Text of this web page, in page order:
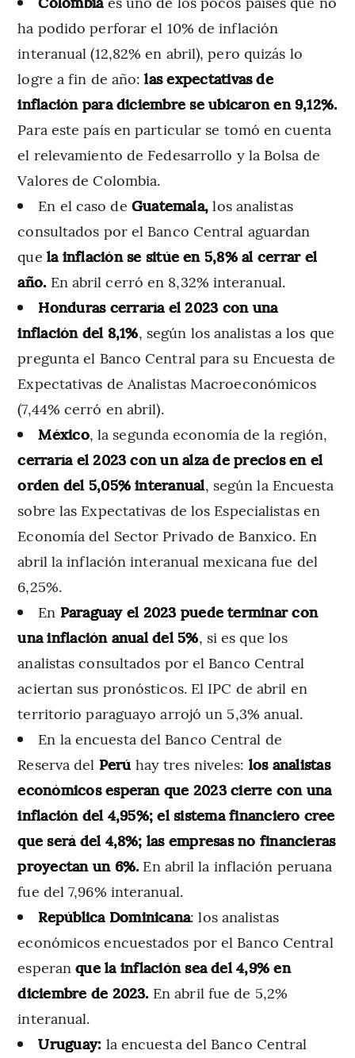
ha podido perforar el 10% de inflación
interanual (12,82% en abril), pero quizás lo
logre a fin de año:las expectativas de
inflación para diciembre se ubicaron en 9,12%.
Para este país en particular se tomó en cuenta
el relevamiento de Fedesarrollo y la Bolsa de
Valores de Colombia.
En el caso de Guatemala,los analistas
consultados por el Banco Central aguardan
que la inflación se sitúe en 5,8% al cerrar el
año. En abril cerró en 8,32% interanual.
Honduras cerraría el 2023 con una
inflación del 8,1%, según los analistas a los que
pregunta el Banco Central para su Encuesta de
Expectativas de Analistas Macroeconómicos
(7,44% cerró en abril).
México, la segunda economía de la región,
cerraría el 2023 con un alza de precios en el
orden del 5,05% interanual, según la Encuesta
sobre las Expectativas de los Especialistas en
Economía del Sector Privado de Banxico. En
abril la inflación interanual mexicana fue del
6,25%.
En Paraguay el 2023 puede terminar con
una inflación anual del 5%, si es que los
analistas consultados por el Banco Central
aciertan sus pronósticos. El IPC de abril en
territorio paraguayo arrojó un 5,3% anual.
En la encuesta del Banco Central de
Reserva del Perú hay tres niveles: los analistas
económicos esperan que 2023 cierre con una
inflación del 4,95%; el sistema financiero cree
que será del 4,8%; las empresas no financieras
proyectan un 6%. En abril la inflación peruana
fue del 7,96% interanual.
República Dominicana: los analistas
económicos encuestados por el Banco Central
esperanque la inflación sea del 4,9% en
diciembre de 2023. En abril fue de 5,2%
interanual.
Uruguay: la encuesta del Banco Central